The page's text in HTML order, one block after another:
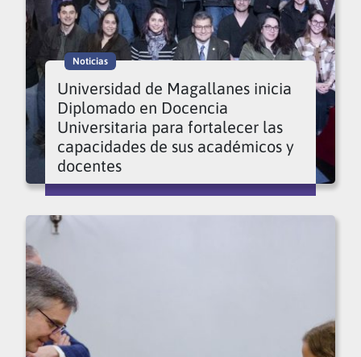
Noticias
Universidad de Magallanes inicia
Diplomado en Docencia
Universitaria para fortalecer las
capacidades de sus académicos y
docentes